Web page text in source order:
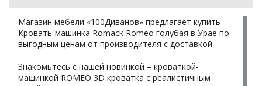
Магазин мебели «100Диванов» предлагает купить
Кровать-машинка Romack Romeo голубая в Урае по
выгодным ценам от производителя с доставкой.
Знакомьтесь с нашей новинкой – кроваткой-
машинкой ROMEO 3D кроватка с реалистичным